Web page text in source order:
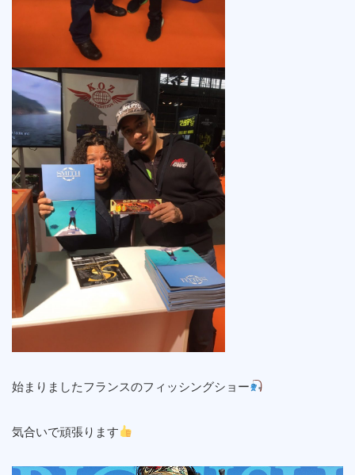
始まりましたフランスのフィッシングショー
気合いで頑張ります